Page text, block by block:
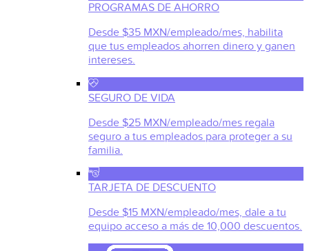
PROGRAMAS DE AHORRO
Desde $35 MXN/empleado/mes, habilita
que tus empleados ahorren dinero y ganen
intereses.
SEGURO DE VIDA
Desde $25 MXN/empleado/mes regala
seguro a tus empleados para proteger a su
familia.
TARJETA DE DESCUENTO
Desde $15 MXN/empleado/mes, dale a tu
equipo acceso a más de 10,000 descuentos.